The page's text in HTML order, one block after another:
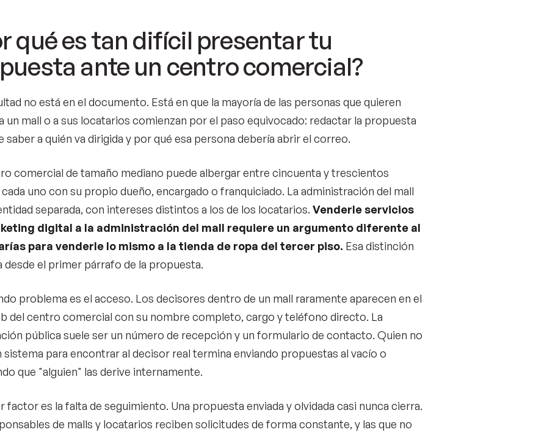
qué es tan difícil presentar tu
ante un centro comercial?
no está en el documento. Está en que la mayoría de las personas que quieren
un mall o a sus locatarios comienzan por el paso equivocado: redactar la propuesta
saber a quién va dirigida y por qué esa persona debería abrir el correo.
comercial de tamaño mediano puede albergar entre cincuenta y trescientos
uno con su propio dueño, encargado o franquiciado. La administración del mall
separada, con intereses distintos a los de los locatarios.Venderle servicios
digital a la administración del mall requiere un argumento diferente al
para venderle lo mismo a la tienda de ropa del tercer piso. Esa distinción
desde el primer párrafo de la propuesta.
problema es el acceso. Los decisores dentro de un mall raramente aparecen en el
del centro comercial con su nombre completo, cargo y teléfono directo. La
pública suele ser un número de recepción y un formulario de contacto. Quien no
sistema para encontrar al decisor real termina enviando propuestas al vacío o
que "alguien" las derive internamente.
factor es la falta de seguimiento. Una propuesta enviada y olvidada casi nunca cierra.
de malls y locatarios reciben solicitudes de forma constante, y las que no